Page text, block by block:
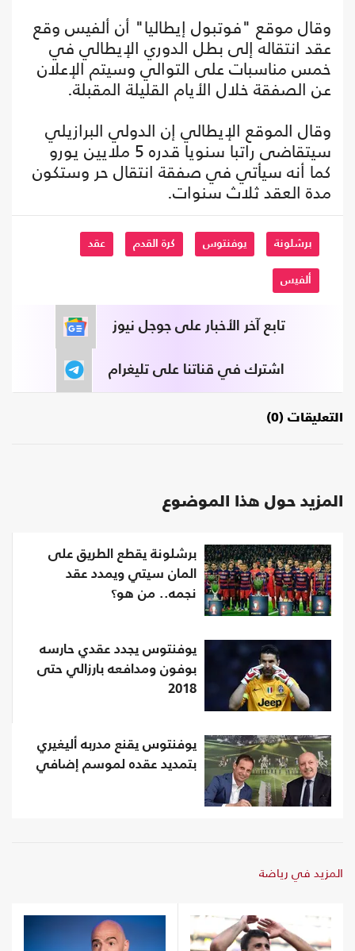
وقال موقع "فوتبول إيطاليا" أن ألفيس وقع
عقد انتقاله إلى بطل الدوري الإيطالي في
خمس مناسبات على التوالي وسيتم الإعلان
عن الصفقة خلال الأيام القليلة المقبلة.
وقال الموقع الإيطالي إن الدولي البرازيلي
سيتقاضى راتبا سنويا قدره 5 ملايين يورو
كما أنه سيأتي في صفقة انتقال حر وستكون
مدة العقد ثلاث سنوات.
برشلونة يوفنتوس كرة القدم عقد
ألفيس
تابع آخر الأخبار على جوجل نيوز
اشترك في قناتنا على تليغرام
التعليقات (0)
المزيد حول هذا الموضوع
برشلونة يقطع الطريق على
المان سيتي ويمدد عقد
نجمه.. من هو؟
يوفنتوس يجدد عقدي حارسه
بوفون ومدافعه بارزالي حتى
2018
يوفنتوس يقنع مدربه أليغيري
بتمديد عقده لموسم إضافي
المزيد في رياضة